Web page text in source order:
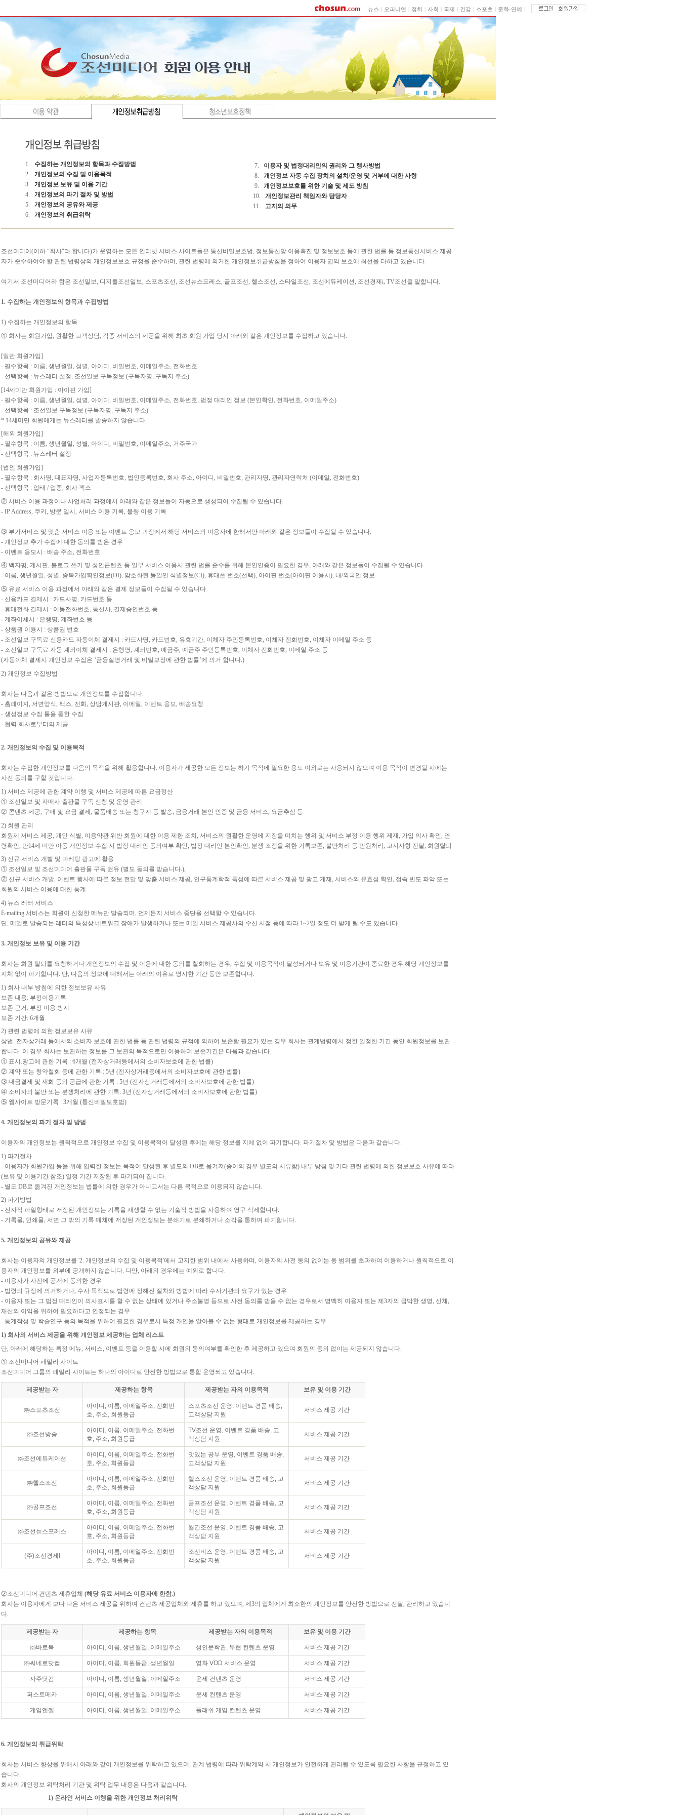
뉴스 | 오피니언 | 정치 | 사회 | 국제 | 건강 | 스포츠 | 문화·연예 |
1. 수집하는 개인정보의 항목과 수집방법
2. 개인정보의 수집 및 이용목적
3. 개인정보 보유 및 이용 기간
4. 개인정보의 파기 절차 및 방법
5. 개인정보의 공유와 제공
6. 개인정보의 취급위탁
7. 이용자 및 법정대리인의 권리와 그 행사방법
8. 개인정보 자동 수집 장치의 설치/운영 및 거부에 대한 사항
9. 개인정보보호를 위한 기술 및 제도 방침
10. 개인정보관리 책임자와 담당자
11. 고지의 의무
조선미디어(이하 "회사"라 합니다)가 운영하는 모든 인터넷 서비스 사이트들은 통신비밀보호법, 정보통신망 이용촉진 및 정보보호 등에 관한 법률 등 정보통신서비스 제공
자가 준수하여야 할 관련 법령상의 개인정보보호 규정을 준수하며, 관련 법령에 의거한 개인정보취급방침을 정하여 이용자 권익 보호에 최선을 다하고 있습니다.
여기서 조선미디어라 함은 조선일보, 디지틀조선일보, 스포츠조선, 조선뉴스프레스, 골프조선, 헬스조선, 스타일조선, 조선에듀케이션, 조선경제i, TV조선을 말합니다.
1. 수집하는 개인정보의 항목과 수집방법
1) 수집하는 개인정보의 항목
① 회사는 회원가입, 원활한 고객상담, 각종 서비스의 제공을 위해 최초 회원 가입 당시 아래와 같은 개인정보를 수집하고 있습니다.
[일반 회원가입]
- 필수항목 : 이름, 생년월일, 성별, 아이디, 비밀번호, 이메일주소, 전화번호
- 선택항목 : 뉴스레터 설정, 조선일보 구독정보 (구독자명, 구독지 주소)
[14세미만 회원가입 : 아이핀 가입]
- 필수항목 : 이름, 생년월일, 성별, 아이디, 비밀번호, 이메일주소, 전화번호, 법정 대리인 정보 (본인확인, 전화번호, 이메일주소)
- 선택항목 : 조선일보 구독정보 (구독자명, 구독지 주소)
* 14세미만 회원에게는 뉴스레터를 발송하지 않습니다.
[해외 회원가입]
- 필수항목 : 이름, 생년월일, 성별, 아이디, 비밀번호, 이메일주소, 거주국가
- 선택항목 : 뉴스레터 설정
[법인 회원가입]
- 필수항목 : 회사명, 대표자명, 사업자등록번호, 법인등록번호, 회사 주소, 아이디, 비밀번호, 관리자명, 관리자연락처 (이메일, 전화번호)
- 선택항목 : 업태 / 업종, 회사 팩스
② 서비스 이용 과정이나 사업처리 과정에서 아래와 같은 정보들이 자동으로 생성되어 수집될 수 있습니다.
- IP Address, 쿠키, 방문 일시, 서비스 이용 기록, 불량 이용 기록
③ 부가서비스 및 맞춤 서비스 이용 또는 이벤트 응모 과정에서 해당 서비스의 이용자에 한해서만 아래와 같은 정보들이 수집될 수 있습니다.
- 개인정보 추가 수집에 대한 동의를 받은 경우
- 이벤트 응모시 : 배송 주소, 전화번호
④ 백자평, 게시판, 블로그 쓰기 및 성인콘텐츠 등 일부 서비스 이용시 관련 법률 준수를 위해 본인인증이 필요한 경우, 아래와 같은 정보들이 수집될 수 있습니다.
- 이름, 생년월일, 성별, 중복가입확인정보(DI), 암호화된 동일인 식별정보(CI), 휴대폰 번호(선택), 아이핀 번호(아이핀 이용시), 내/외국인 정보
⑤ 유료 서비스 이용 과정에서 아래와 같은 결제 정보들이 수집될 수 있습니다
- 신용카드 결제시 : 카드사명, 카드번호 등
- 휴대전화 결제시 : 이동전화번호, 통신사, 결제승인번호 등
- 계좌이체시 : 은행명, 계좌번호 등
- 상품권 이용시 : 상품권 번호
- 조선일보 구독료 신용카드 자동이체 결제시 : 카드사명, 카드번호, 유효기간, 이체자 주민등록번호, 이체자 전화번호, 이체자 이메일 주소 등
- 조선일보 구독료 자동 계좌이체 결제시 : 은행명, 계좌번호, 예금주, 예금주 주민등록번호, 이체자 전화번호, 이메일 주소 등
(자동이체 결제시 개인정보 수집은 ‘금융실명거래 및 비밀보장에 관한 법률’에 의거 합니다.)
2) 개인정보 수집방법
회사는 다음과 같은 방법으로 개인정보를 수집합니다.
- 홈페이지, 서면양식, 팩스, 전화, 상담게시판, 이메일, 이벤트 응모, 배송요청
- 생성정보 수집 툴을 통한 수집
- 협력 회사로부터의 제공
2. 개인정보의 수집 및 이용목적
회사는 수집한 개인정보를 다음의 목적을 위해 활용합니다. 이용자가 제공한 모든 정보는 하기 목적에 필요한 용도 이외로는 사용되지 않으며 이용 목적이 변경될 시에는
사전 동의를 구할 것입니다.
1) 서비스 제공에 관한 계약 이행 및 서비스 제공에 따른 요금정산
① 조선일보 및 자매사 출판물 구독 신청 및 운영 관리
② 콘텐츠 제공, 구매 및 요금 결제, 물품배송 또는 청구지 등 발송, 금융거래 본인 인증 및 금융 서비스, 요금추심 등
2) 회원 관리
회원제 서비스 제공, 개인 식별, 이용약관 위반 회원에 대한 이용 제한 조치, 서비스의 원활한 운영에 지장을 미치는 행위 및 서비스 부정 이용 행위 제재, 가입 의사 확인, 연
령확인, 만14세 미만 아동 개인정보 수집 시 법정 대리인 동의여부 확인, 법정 대리인 본인확인, 분쟁 조정을 위한 기록보존, 불만처리 등 민원처리, 고지사항 전달, 회원탈퇴
3) 신규 서비스 개발 및 마케팅 광고에 활용
① 조선일보 및 조선미디어 출판물 구독 권유 (별도 동의를 받습니다.),
② 신규 서비스 개발, 이벤트 행사에 따른 정보 전달 및 맞춤 서비스 제공, 인구통계학적 특성에 따른 서비스 제공 및 광고 게재, 서비스의 유효성 확인, 접속 빈도 파악 또는
회원의 서비스 이용에 대한 통계
4) 뉴스 레터 서비스
E-mailing 서비스는 회원이 신청한 메뉴만 발송되며, 언제든지 서비스 중단을 선택할 수 있습니다.
단, 메일로 발송되는 레터의 특성상 네트워크 장애가 발생하거나 또는 메일 서비스 제공사의 수신 시점 등에 따라 1~2일 정도 더 받게 될 수도 있습니다.
3. 개인정보 보유 및 이용 기간
회사는 회원 탈퇴를 요청하거나 개인정보의 수집 및 이용에 대한 동의를 철회하는 경우, 수집 및 이용목적이 달성되거나 보유 및 이용기간이 종료한 경우 해당 개인정보를
지체 없이 파기합니다. 단, 다음의 정보에 대해서는 아래의 이유로 명시한 기간 동안 보존합니다.
1) 회사 내부 방침에 의한 정보보유 사유
보존 내용: 부정이용기록
보존 근거: 부정 이용 방지
보존 기간: 6개월
2) 관련 법령에 의한 정보보유 사유
상법, 전자상거래 등에서의 소비자 보호에 관한 법률 등 관련 법령의 규적에 의하여 보존할 필요가 있는 경우 회사는 관계법령에서 정한 일정한 기간 동안 회원정보를 보관
합니다. 이 경우 회사는 보관하는 정보를 그 보관의 목적으로만 이용하며 보존기간은 다음과 같습니다.
① 표시.광고에 관한 기록 : 6개월 (전자상거래등에서의 소비자보호에 관한 법률)
② 계약 또는 청약철회 등에 관한 기록 : 5년 (전자상거래등에서의 소비자보호에 관한 법률)
③ 대금결제 및 재화 등의 공급에 관한 기록 : 5년 (전자상거래등에서의 소비자보호에 관한 법률)
④ 소비자의 불만 또는 분쟁처리에 관한 기록: 3년 (전자상거래등에서의 소비자보호에 관한 법률)
⑤ 웹사이트 방문기록 : 3개월 (통신비밀보호법)
4. 개인정보의 파기 절차 및 방법
이용자의 개인정보는 원칙적으로 개인정보 수집 및 이용목적이 달성된 후에는 해당 정보를 지체 없이 파기합니다. 파기절차 및 방법은 다음과 같습니다.
1) 파기절차
- 이용자가 회원가입 등을 위해 입력한 정보는 목적이 달성된 후 별도의 DB로 옮겨져(종이의 경우 별도의 서류함) 내부 방침 및 기타 관련 법령에 의한 정보보호 사유에 따라
(보유 및 이용기간 참조) 일정 기간 저장된 후 파기되어 집니다.
- 별도 DB로 옮겨진 개인정보는 법률에 의한 경우가 아니고서는 다른 목적으로 이용되지 않습니다.
2) 파기방법
- 전자적 파일형태로 저장된 개인정보는 기록을 재생할 수 없는 기술적 방법을 사용하여 영구 삭제합니다.
- 기록물, 인쇄물, 서면 그 밖의 기록 매체에 저장된 개인정보는 분쇄기로 분쇄하거나 소각을 통하여 파기합니다.
5. 개인정보의 공유와 제공
회사는 이용자의 개인정보를 '2. 개인정보의 수집 및 이용목적'에서 고지한 범위 내에서 사용하며, 이용자의 사전 동의 없이는 동 범위를 초과하여 이용하거나 원칙적으로 이
용자의 개인정보를 외부에 공개하지 않습니다. 다만, 아래의 경우에는 예외로 합니다.
- 이용자가 사전에 공개에 동의한 경우
- 법령의 규정에 의거하거나, 수사 목적으로 법령에 정해진 절차와 방법에 따라 수사기관의 요구가 있는 경우
- 이용자 또는 그 법정 대리인이 의사표시를 할 수 없는 상태에 있거나 주소불명 등으로 사전 동의를 받을 수 없는 경우로서 명백히 이용자 또는 제3자의 급박한 생명, 신체,
재산의 이익을 위하여 필요하다고 인정되는 경우
- 통계작성 및 학술연구 등의 목적을 위하여 필요한 경우로서 특정 개인을 알아볼 수 없는 형태로 개인정보를 제공하는 경우
1) 회사의 서비스 제공을 위해 개인정보 제공하는 업체 리스트
단, 아래에 해당하는 특정 메뉴, 서비스, 이벤트 등을 이용할 시에 회원의 동의여부를 확인한 후 제공하고 있으며 회원의 동의 없이는 제공되지 않습니다.
① 조선미디어 패밀리 사이트
조선미디어 그룹의 패밀리 사이트는 하나의 아이디로 안전한 방법으로 통합 운영되고 있습니다.
제공받는 자 제공하는 항목 제공받는 자의 이용목적 보유 및 이용 기간
㈜스포츠조선
아이디, 이름, 이메일주소, 전화번
호, 주소, 회원등급
스포츠조선 운영, 이벤트 경품 배송,
고객상담 지원
서비스 제공 기간
㈜조선방송
아이디, 이름, 이메일주소, 전화번
호, 주소, 회원등급
TV조선 운영, 이벤트 경품 배송, 고
객상담 지원
서비스 제공 기간
㈜조선에듀케이션
아이디, 이름, 이메일주소, 전화번
호, 주소, 회원등급
맛있는 공부 운영, 이벤트 경품 배송,
고객상담 지원
서비스 제공 기간
㈜헬스조선
아이디, 이름, 이메일주소, 전화번
호, 주소, 회원등급
헬스조선 운영, 이벤트 경품 배송, 고
객상담 지원
서비스 제공 기간
㈜골프조선
아이디, 이름, 이메일주소, 전화번
호, 주소, 회원등급
골프조선 운영, 이벤트 경품 배송, 고
객상담 지원
서비스 제공 기간
㈜조선뉴스프레스
아이디, 이름, 이메일주소, 전화번
호, 주소, 회원등급
월간조선 운영, 이벤트 경품 배송, 고
객상담 지원
서비스 제공 기간
(주)조선경제i
아이디, 이름, 이메일주소, 전화번
호, 주소, 회원등급
조선비즈 운영, 이벤트 경품 배송, 고
객상담 지원
서비스 제공 기간
②조선미디어 컨텐츠 제휴업체 (해당 유료 서비스 이용자에 한함.)
회사는 이용자에게 보다 나은 서비스 제공을 위하여 컨텐츠 제공업체와 제휴를 하고 있으며, 제3의 업체에게 최소한의 개인정보를 안전한 방법으로 전달, 관리하고 있습니
다.
제공받는 자 제공하는 항목 제공받는 자의 이용목적 보유 및 이용 기간
㈜바로북 아이디, 이름, 생년월일, 이메일주소 성인문학관, 무협 컨텐츠 운영 서비스 제공 기간
㈜씨네로닷컴 아이디, 이름, 회원등급, 생년월일 영화 VOD 서비스 운영 서비스 제공 기간
사주닷컴 아이디, 이름, 생년월일, 이메일주소 운세 컨텐츠 운영 서비스 제공 기간
퍼스트메카 아이디, 이름, 생년월일, 이메일주소 운세 컨텐츠 운영 서비스 제공 기간
게임엔젤 아이디, 이름, 생년월일, 이메일주소 플래쉬 게임 컨텐츠 운영 서비스 제공 기간
6. 개인정보의 취급위탁
회사는 서비스 향상을 위해서 아래와 같이 개인정보를 위탁하고 있으며, 관계 법령에 따라 위탁계약 시 개인정보가 안전하게 관리될 수 있도록 필요한 사항을 규정하고 있
습니다.
회사의 개인정보 위탁처리 기관 및 위탁 업무 내용은 다음과 같습니다.
1) 온라인 서비스 이행을 위한 개인정보 처리위탁